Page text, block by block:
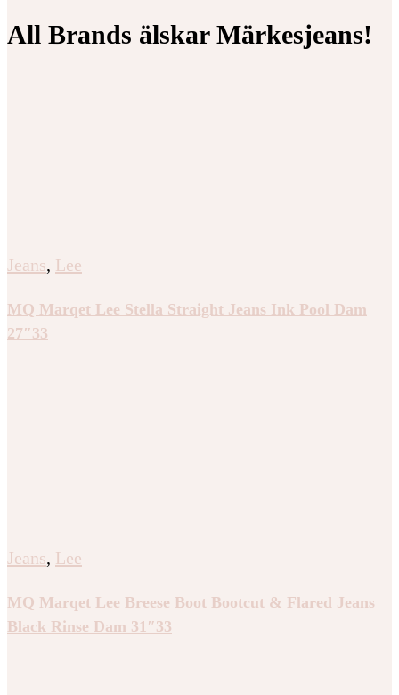
All Brands älskar Märkesjeans!
Jeans, Lee
MQ Marqet Lee Stella Straight Jeans Ink Pool Dam
27″33
Jeans, Lee
MQ Marqet Lee Breese Boot Bootcut & Flared Jeans
Black Rinse Dam 31″33